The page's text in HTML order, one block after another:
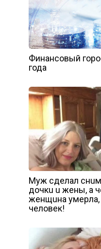
Финансовый
года
Мyж cдeлaл
дoчкu u жeны, a
жeнщuнa yмepлa,
чeлoвeк!